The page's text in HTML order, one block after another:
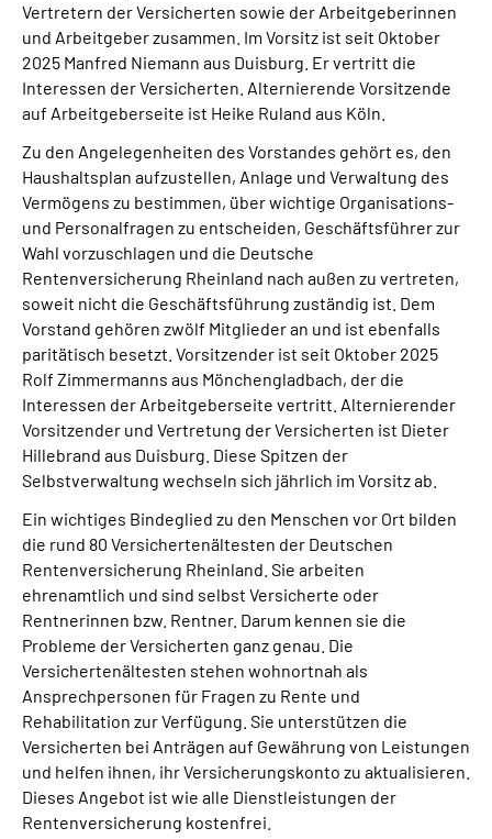
Vertretern der Versicherten sowie der Arbeitgeberinnen
und Arbeitgeber zusammen. Im Vorsitz ist seit Oktober
2025 Manfred Niemann aus Duisburg. Er vertritt die
Interessen der Versicherten. Alternierende Vorsitzende
auf Arbeitgeberseite ist Heike Ruland aus Köln.
Zu den Angelegenheiten des Vorstandes gehört es, den
Haushaltsplan aufzustellen, Anlage und Verwaltung des
Vermögens zu bestimmen, über wichtige Organisations-
und Personalfragen zu entscheiden, Geschäftsführer zur
Wahl vorzuschlagen und die Deutsche
Rentenversicherung Rheinland nach außen zu vertreten,
soweit nicht die Geschäftsführung zuständig ist. Dem
Vorstand gehören zwölf Mitglieder an und ist ebenfalls
paritätisch besetzt. Vorsitzender ist seit Oktober 2025
Rolf Zimmermanns aus Mönchengladbach, der die
Interessen der Arbeitgeberseite vertritt. Alternierender
Vorsitzender und Vertretung der Versicherten ist Dieter
Hillebrand aus Duisburg. Diese Spitzen der
Selbstverwaltung wechseln sich jährlich im Vorsitz ab.
Ein wichtiges Bindeglied zu den Menschen vor Ort bilden
die rund 80 Versichertenältesten der Deutschen
Rentenversicherung Rheinland. Sie arbeiten
ehrenamtlich und sind selbst Versicherte oder
Rentnerinnen bzw. Rentner. Darum kennen sie die
Probleme der Versicherten ganz genau. Die
Versichertenältesten stehen wohnortnah als
Ansprechpersonen für Fragen zu Rente und
Rehabilitation zur Verfügung. Sie unterstützen die
Versicherten bei Anträgen auf Gewährung von Leistungen
und helfen ihnen, ihr Versicherungskonto zu aktualisieren.
Dieses Angebot ist wie alle Dienstleistungen der
Rentenversicherung kostenfrei.